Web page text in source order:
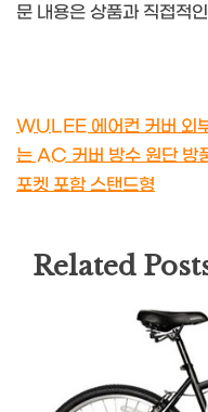
문 내용은 상품과 직접적
WULEE 에어컨 커버 외
는 AC 커버 방수 원단 방
포켓 포함 스탠드형
Related